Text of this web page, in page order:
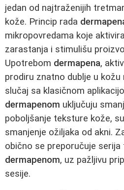
jedan od najtraženijih
kože. Princip rada
mikropovredama koje
zarastanja i stimulišu
Upotrebom dermapena,
prodiru znatno dublje u
slučaj sa klasičnom
dermapenom uključuju
poboljšanje teksture kože,
smanjenje ožiljaka od akni.
obično se preporučuje serija
dermapenom, uz pažljivu
sesije.